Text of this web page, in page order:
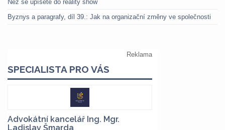
Než se upíšete do reality show
Byznys a paragrafy, díl 39.: Jak na organizační změny ve společnosti